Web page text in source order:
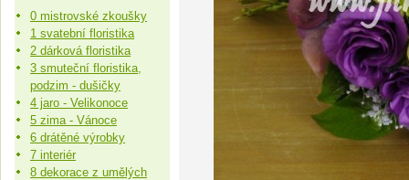
0 mistrovské zkoušky
1 svatební floristika
2 dárková floristika
3 smuteční floristika,
podzim - dušičky
4 jaro - Velikonoce
5 zima - Vánoce
6 drátěné výrobky
7 interiér
8 dekorace z umělých